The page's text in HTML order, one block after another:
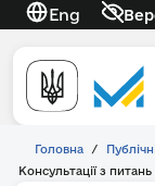
Eng
Головна /
Консультації з